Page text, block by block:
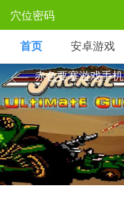
穴位密码
首页 安卓游戏
赤色要塞游戏手
《赤色要塞》是一款1988
武装吉普深入敌营解救战俘。
弹与追踪导弹，人质数量直接
到导弹基地，最终需摧毁核弹
克阵列，呈现高难度弹幕挑战
精髓。